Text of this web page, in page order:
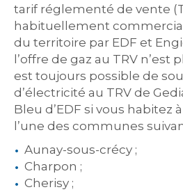
tarif réglementé de vente
habituellement
du territoire par EDF et
l’offre de gaz au TRV n’est
est toujours possible de
d’électricité au TRV de
Bleu d’EDF si vous habitez
l’une des communes
Aunay-sous-crécy ;
Charpon ;
Cherisy ;